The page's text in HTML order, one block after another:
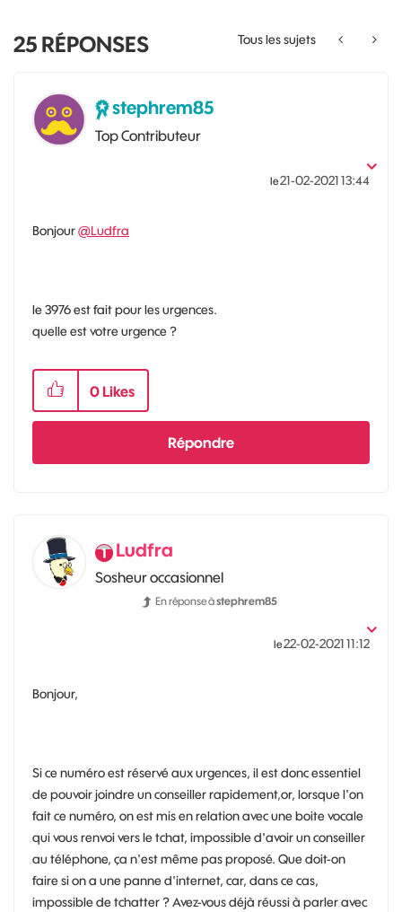
Tous les sujets
25 RÉPONSES
stephrem85
Top Contributeur
le‎21-02-202113:44
Bonjour@Ludfra
le 3976 est fait pour les urgences.
quelle est votre urgence ?
0 Likes
Répondre
Ludfra
Sosheur occasionnel
En réponse àstephrem85
le‎22-02-202111:12
Bonjour,
Si ce numéro est réservé aux urgences, il est donc essentiel
de pouvoir joindre un conseiller rapidement,or, lorsque l'on
fait ce numéro, on est mis en relation avec une boite vocale
qui vous renvoi vers le tchat, impossible d'avoir un conseiller
au téléphone, ça n'est même pas proposé. Que doit-on
faire si on a une panne d'internet, car, dans ce cas,
impossible de tchatter ? Avez-vous déjà réussi à parler avec